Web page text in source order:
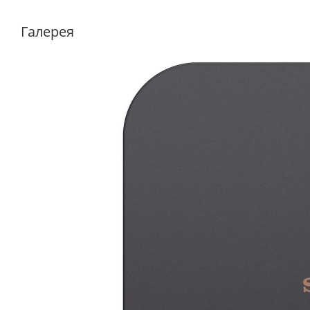
Галерея